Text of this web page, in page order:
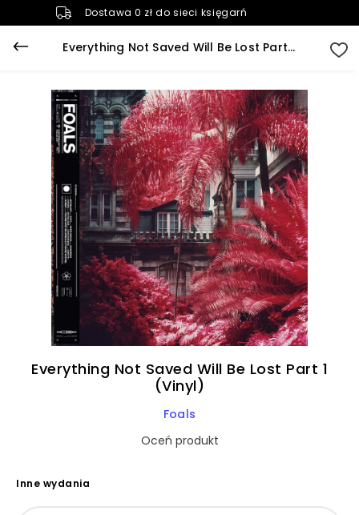
Dostawa 0 zł do sieci księgarń
Everything Not Saved Will Be Lost Part 1 (Vinyl)
Everything Not Saved Will Be Lost Part 1
(Vinyl)
Foals
Oceń produkt
Inne wydania